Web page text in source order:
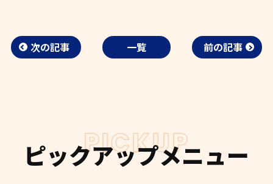
次の記事 一覧 前の記事
PICKUP
ピックアップメニュー